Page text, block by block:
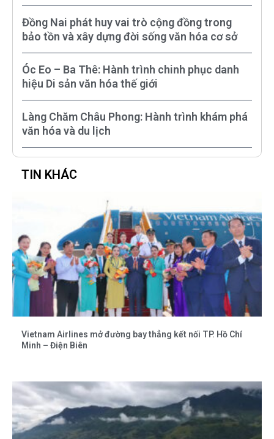
Đồng Nai phát huy vai trò cộng đồng trong
bảo tồn và xây dựng đời sống văn hóa cơ sở
Óc Eo – Ba Thê: Hành trình chinh phục danh
hiệu Di sản văn hóa thế giới
Làng Chăm Châu Phong: Hành trình khám phá
văn hóa và du lịch
TIN KHÁC
Vietnam Airlines mở đường bay thẳng kết nối TP. Hồ Chí
Minh – Điện Biên